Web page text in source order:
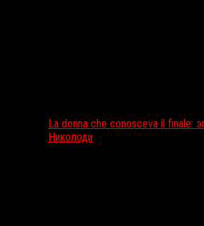
La donna che conosceva il finale:
Николоди